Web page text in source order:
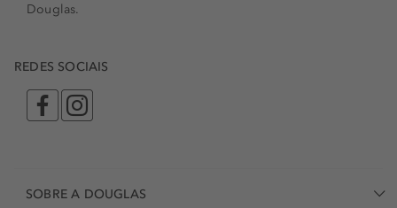
Douglas.
REDES SOCIAIS
SOBRE A DOUGLAS